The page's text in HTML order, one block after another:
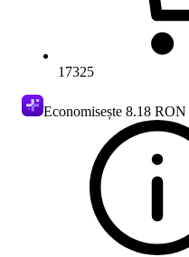
17325
Economisește 8.18 RON